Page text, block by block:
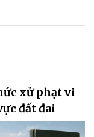
xử phạt vi
đất đai